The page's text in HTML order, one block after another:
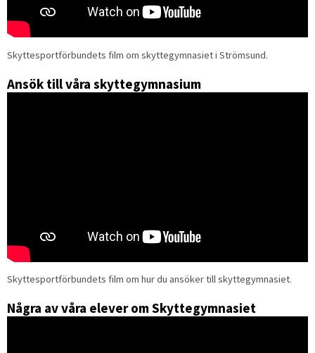
Skyttesportförbundets film om skyttegymnasiet i Strömsund.
Ansök till våra skyttegymnasium
Skyttesportförbundets film om hur du ansöker till skyttegymnasiet.
Några av våra elever om Skyttegymnasiet